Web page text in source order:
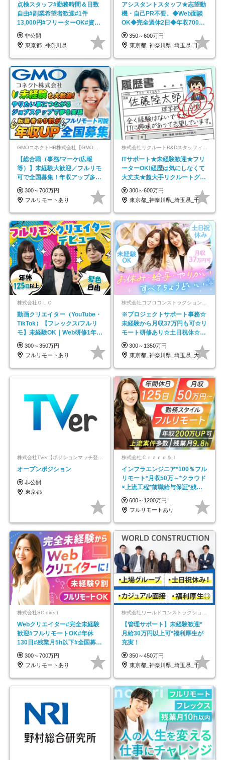
点検スタッフ#勤務時間＆日数
自由#副業希望者歓迎#1件
13,000円#フリーターOK#資格
スキル不要
非公開
東京都_神奈川県
アシスタントスタッフ★志望動
機・自己PR不要。◆Web面談
OK◆完全週休2日◆年収700万
円可/p13
350～600万円
東京都_神奈川県_埼玉県_千葉県_大阪府…
GMOコネクトHR株式会社【GMOインターネットグループ】
【総合職（事務/マーケ/広報
等）】未経験大歓迎／フルリモ
可で全国募集！年収アップ多数
★年休最大130日★
300～700万円
フルリモートあり
ITサポート★未経験歓迎★フリ
ーターOK!経歴は気にしなくて
大丈夫★超大手リクルートグル
ープの正社員/sg
300～600万円
東京都_神奈川県_埼玉県_千葉県_大阪府…
株式会社ＯＬＣ
動画クリエイター（YouTube・
TikTok）【フレックス/フルリ
モ】未経験OK｜Web研修1年間
｜副業OK
300～350万円
フルリモートあり
※プロジェクトサポート事務☆
未経験から月収37万円も可☆リ
モート研修あり☆土日祝休☆20
代～30代活躍/b
300～1350万円
東京都_神奈川県_埼玉県_大阪府_愛知県…
株式会社TVer【ポジションマッチ登録】
オープンポジション
非公開
東京都
株式会社Ｃｒａｎｅ＆Ｉ
インフラエンジニア*100％フル
リモート*月収50万～*クラウド
×上流工程*前職給与保証*残業
月9.8h
600～1200万円
フルリモートあり
株式会社SC direct
Webクリエイター#完全未経験
歓迎#フルリモートOK#年休
130日#残業月5h以下#全国募集
#最大1年の研修
300～700万円
フルリモートあり
【管理サポート】未経験歓迎*
月給30万円以上可*福利厚生が
充実！
350～450万円
東京都_神奈川県_埼玉県_千葉県_大阪府…